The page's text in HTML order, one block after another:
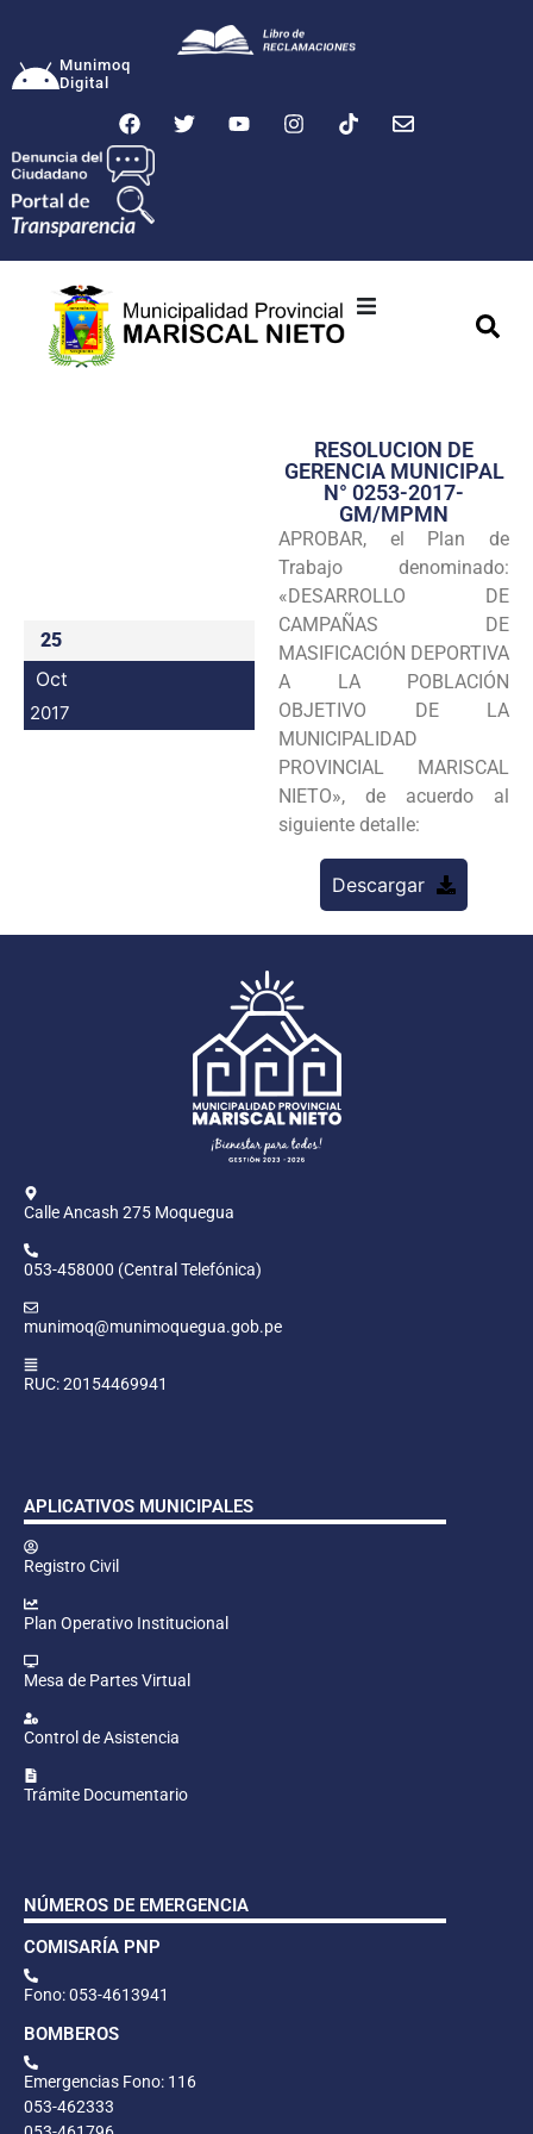
Munimoq
Digital
Transparencia
Seguridad
Programas
Intranet
25
Oct
2017
RESOLUCION DE
GERENCIA MUNICIPAL
N° 0253-2017-
GM/MPMN
APROBAR, el Plan de
Trabajo denominado:
«DESARROLLO DE
CAMPAÑAS DE
MASIFICACIÓN DEPORTIVA
A LA POBLACIÓN
OBJETIVO DE LA
MUNICIPALIDAD
PROVINCIAL MARISCAL
NIETO», de acuerdo al
siguiente detalle:
Descargar
Calle Ancash 275 Moquegua
053-458000 (Central Telefónica)
munimoq@munimoquegua.gob.pe
RUC: 20154469941
APLICATIVOS MUNICIPALES
Registro Civil
Plan Operativo Institucional
Mesa de Partes Virtual
Control de Asistencia
Trámite Documentario
NÚMEROS DE EMERGENCIA
COMISARÍA PNP
Fono: 053-4613941
BOMBEROS
Emergencias Fono: 116
053-462333